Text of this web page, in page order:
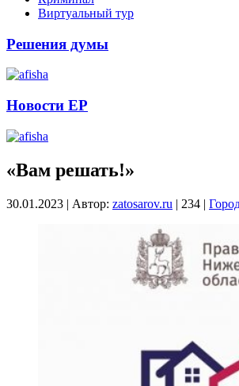
Виртуальный тур
Решения думы
Новости ЕР
«Вам решать!»
30.01.2023 | Автор: zatosarov.ru | 234 |